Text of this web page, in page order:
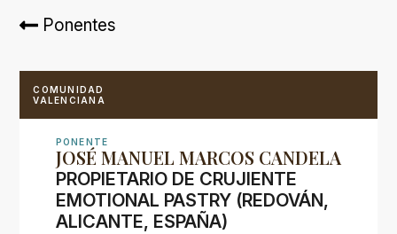
Ponentes
COMUNIDAD
VALENCIANA
PONENTE
JOSÉ MANUEL MARCOS CANDELA
PROPIETARIO DE CRUJIENTE
EMOTIONAL PASTRY (REDOVÁN,
ALICANTE, ESPAÑA)